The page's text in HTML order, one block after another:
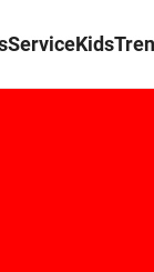
ServiceKids